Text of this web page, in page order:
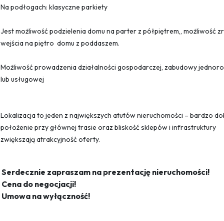
Na podłogach: klasyczne parkiety
Jest możliwość podzielenia domu na parter z półpiętrem,, możliwość
wejścia na piętro domu z poddaszem.
Możliwość prowadzenia działalności gospodarczej, zabudowy
lub usługowej
Lokalizacja to jeden z największych atutów nieruchomości – bardzo
położenie przy głównej trasie oraz bliskość sklepów i infrastruktury
zwiększają atrakcyjność oferty.
Serdecznie zapraszam na prezentację nieruchomości!
Cena do negocjacji!
Umowa na wyłączność!